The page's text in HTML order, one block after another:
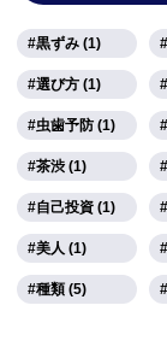
黒ずみ (1)
選び方 (1)
虫歯予防 (1)
茶渋 (1)
自己投資 (1)
美人 (1)
種類 (5)